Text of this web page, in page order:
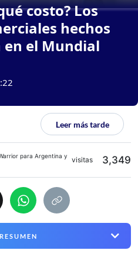
costo? Los
hechos
en el Mundial
Leer más tarde
para Argentina y
visitas 3,349